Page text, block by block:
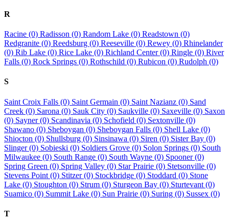
R
Racine (0) Radisson (0) Random Lake (0) Readstown (0)
Redgranite (0) Reedsburg (0) Reeseville (0) Rewey (0) Rhinelander
(0) Rib Lake (0) Rice Lake (0) Richland Center (0) Ringle (0) River
Falls (0) Rock Springs (0) Rothschild (0) Rubicon (0) Rudolph (0)
S
Saint Croix Falls (0) Saint Germain (0) Saint Nazianz (0) Sand
Creek (0) Sarona (0) Sauk City (0) Saukville (0) Saxeville (0) Saxon
(0) Sayner (0) Scandinavia (0) Schofield (0) Sextonville (0)
Shawano (0) Sheboygan (0) Sheboygan Falls (0) Shell Lake (0)
Shiocton (0) Shullsburg (0) Sinsinawa (0) Siren (0) Sister Bay (0)
Slinger (0) Sobieski (0) Soldiers Grove (0) Solon Springs (0) South
Milwaukee (0) South Range (0) South Wayne (0) Spooner (0)
Spring Green (0) Spring Valley (0) Star Prairie (0) Stetsonville (0)
Stevens Point (0) Stitzer (0) Stockbridge (0) Stoddard (0) Stone
Lake (0) Stoughton (0) Strum (0) Sturgeon Bay (0) Sturtevant (0)
Suamico (0) Summit Lake (0) Sun Prairie (0) Suring (0) Sussex (0)
T